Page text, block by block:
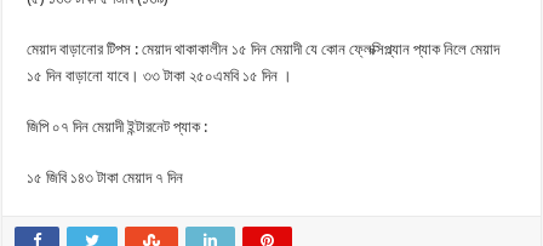
মেয়াদ বাড়ানোর টিপস : মেয়াদ থাকাকালীন ১৫ দিন মেয়াদী যে কোন ফ্লেক্সিপ্ল্যান প্যাক নিলে মেয়াদ
১৫ দিন বাড়ানো যাবে। ৩৩ টাকা ২৫০এমবি ১৫ দিন ।
জিপি ০৭ দিন মেয়াদী ইন্টারনেট প্যাক :
১৫ জিবি ১৪৩ টাকা মেয়াদ ৭ দিন